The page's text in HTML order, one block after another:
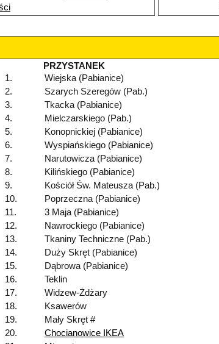
PRZYSTANEK
1.
Wiejska (Pabianice)
2.
Szarych Szeregów (Pab.)
3.
Tkacka (Pabianice)
4.
Mielczarskiego (Pab.)
5.
Konopnickiej (Pabianice)
6.
Wyspiańskiego (Pabianice)
7.
Narutowicza (Pabianice)
8.
Kilińskiego (Pabianice)
9.
Kościół Św. Mateusza (Pab.)
10.
Poprzeczna (Pabianice)
11.
3 Maja (Pabianice)
12.
Nawrockiego (Pabianice)
13.
Tkaniny Techniczne (Pab.)
14.
Duży Skręt (Pabianice)
15.
Dąbrowa (Pabianice)
16.
Teklin
17.
Widzew-Żdżary
18.
Ksawerów
19.
Mały Skręt #
20.
Chocianowice IKEA